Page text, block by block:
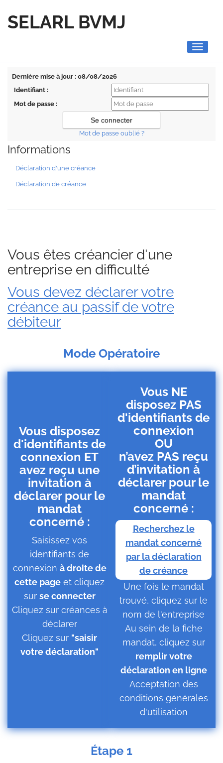
SELARL BVMJ
Toggle
Dernière mise à jour : 08/08/2026
Identifiant :
Mot de passe :
Mot de passe oublié ?
Informations
Déclaration d'une créance
Déclaration de créance
Vous êtes créancier d'une
entreprise en difficulté
Vous devez déclarer votre
créance au passif de votre
débiteur
Mode Opératoire
Vous disposez
d'identifiants de
connexion ET
avez reçu une
invitation à
déclarer pour le
mandat
concerné :
Saisissez vos
identifiants de
connexion à droite de
cette page et cliquez
sur se connecter
Cliquez sur créances à
déclarer
Cliquez sur "saisir
votre déclaration"
Vous NE
disposez PAS
d'identifiants de
connexion
OU
n’avez PAS reçu
d’invitation à
déclarer pour le
mandat
concerné :
Recherchez le
mandat concerné
par la déclaration
de créance
Une fois le mandat
trouvé, cliquez sur le
nom de l'entreprise
Au sein de la fiche
mandat, cliquez sur
remplir votre
déclaration en ligne
Acceptation des
conditions générales
d'utilisation
Étape 1